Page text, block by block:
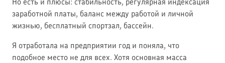
заработной платы, баланс между работой и личной
жизнью, бесплатный спортзал, бассейн.
Я отработала на предприятии год и поняла, что
подобное место не для всех. Хотя основная масса